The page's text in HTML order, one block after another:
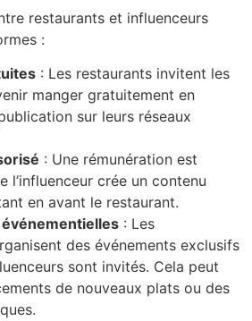
restaurants et influenceurs
:
: Les restaurants invitent les
manger gratuitement en
sur leurs réseaux
: Une rémunération est
l’influenceur crée un contenu
en avant le restaurant.
: Les
des événements exclusifs
sont invités. Cela peut
de nouveaux plats ou des